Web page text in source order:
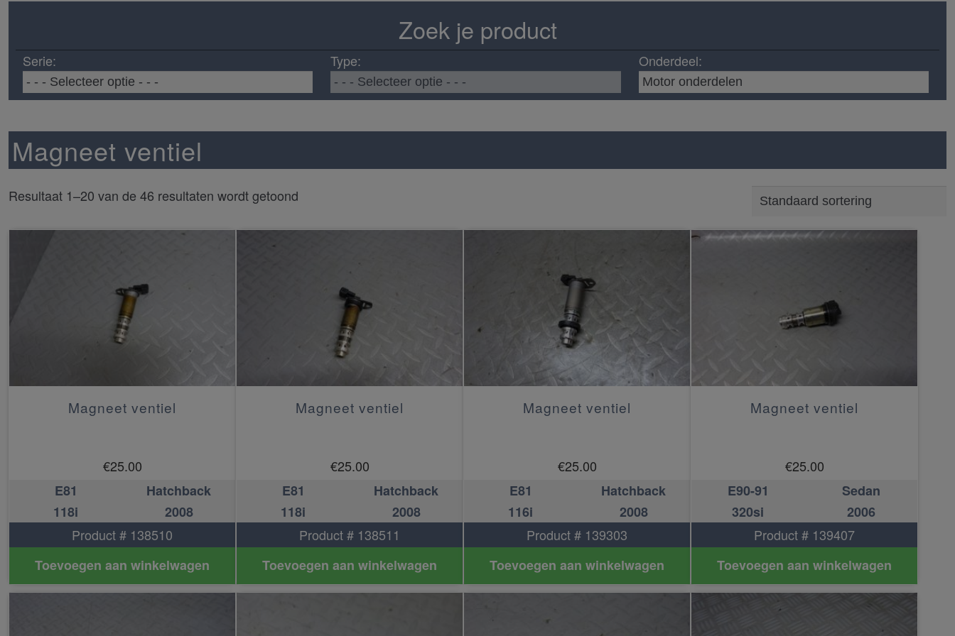
Zoek je product
Serie: Type: Onderdeel:
Magneet ventiel
Resultaat 1–20 van de 46 resultaten wordt getoond
Magneet ventiel
€25.00
E81
Hatchback
118i
2008
Product # 138510
Toevoegen aan winkelwagen
Magneet ventiel
€25.00
E81
Hatchback
118i
2008
Product # 138511
Toevoegen aan winkelwagen
Magneet ventiel
€25.00
E81
Hatchback
116i
2008
Product # 139303
Toevoegen aan winkelwagen
Magneet ventiel
€25.00
E90-91
Sedan
320si
2006
Product # 139407
Toevoegen aan winkelwagen